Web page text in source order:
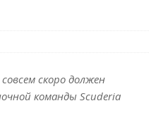
скоро должен
команды Scuderia